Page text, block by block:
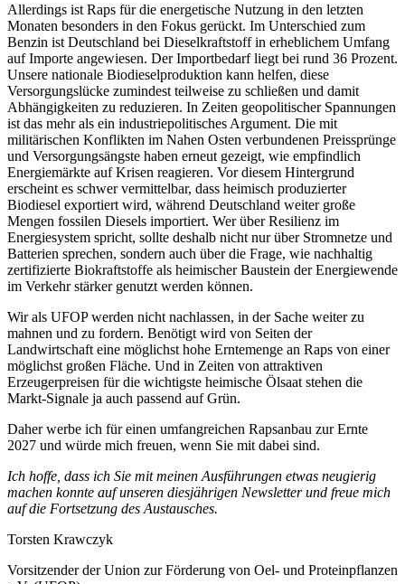
Allerdings ist Raps für die energetische Nutzung in den letzten
Monaten besonders in den Fokus gerückt. Im Unterschied zum
Benzin ist Deutschland bei Dieselkraftstoff in erheblichem Umfang
auf Importe angewiesen. Der Importbedarf liegt bei rund 36 Prozent.
Unsere nationale Biodieselproduktion kann helfen, diese
Versorgungslücke zumindest teilweise zu schließen und damit
Abhängigkeiten zu reduzieren. In Zeiten geopolitischer Spannungen
ist das mehr als ein industriepolitisches Argument. Die mit
militärischen Konflikten im Nahen Osten verbundenen Preissprünge
und Versorgungsängste haben erneut gezeigt, wie empfindlich
Energiemärkte auf Krisen reagieren. Vor diesem Hintergrund
erscheint es schwer vermittelbar, dass heimisch produzierter
Biodiesel exportiert wird, während Deutschland weiter große
Mengen fossilen Diesels importiert. Wer über Resilienz im
Energiesystem spricht, sollte deshalb nicht nur über Stromnetze und
Batterien sprechen, sondern auch über die Frage, wie nachhaltig
zertifizierte Biokraftstoffe als heimischer Baustein der Energiewende
im Verkehr stärker genutzt werden können.
Wir als UFOP werden nicht nachlassen, in der Sache weiter zu
mahnen und zu fordern. Benötigt wird von Seiten der
Landwirtschaft eine möglichst hohe Erntemenge an Raps von einer
möglichst großen Fläche. Und in Zeiten von attraktiven
Erzeugerpreisen für die wichtigste heimische Ölsaat stehen die
Markt-Signale ja auch passend auf Grün.
Daher werbe ich für einen umfangreichen Rapsanbau zur Ernte
2027 und würde mich freuen, wenn Sie mit dabei sind.
Ich hoffe, dass ich Sie mit meinen Ausführungen etwas neugierig
machen konnte auf unseren diesjährigen Newsletter und freue mich
auf die Fortsetzung des Austausches.
Torsten Krawczyk
Vorsitzender der Union zur Förderung von Oel- und Proteinpflanzen